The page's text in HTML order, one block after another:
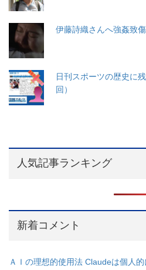
伊藤詩織さんへ強姦致
日刊スポーツの歴史に
回）
人気記事ランキング
新着コメント
ＡＩの理想的使用法 Claudeは個人的